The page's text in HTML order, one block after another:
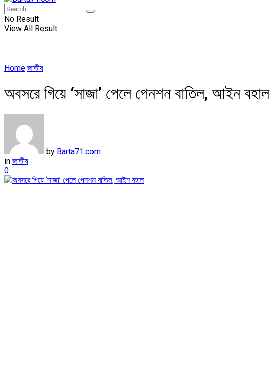
No Result
View All Result
Home জাতীয়
অবসরে গিয়ে ‘সাজা’ পেলে পেনশন বাতিল, আইন বহাল
by Barta71.com
in জাতীয়
0